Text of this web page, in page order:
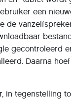
een
de
gecontroleerd
Daarna
in tegenstelling